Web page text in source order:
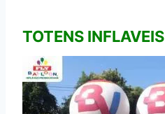
TOTENS INFLAVEIS